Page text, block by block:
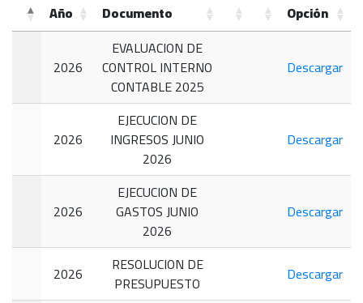
Año
Documento Opción
2026
EVALUACION DE
CONTROL INTERNO
CONTABLE 2025
Descargar
2026
EJECUCION DE
INGRESOS JUNIO
2026
Descargar
2026
EJECUCION DE
GASTOS JUNIO
2026
Descargar
2026
RESOLUCION DE
PRESUPUESTO
Descargar